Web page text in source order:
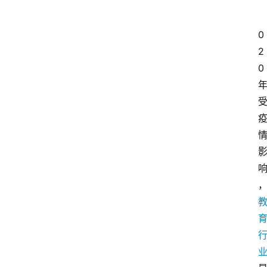
0
2
0
年
受
疫
情
影
响
，
教
育
行
业